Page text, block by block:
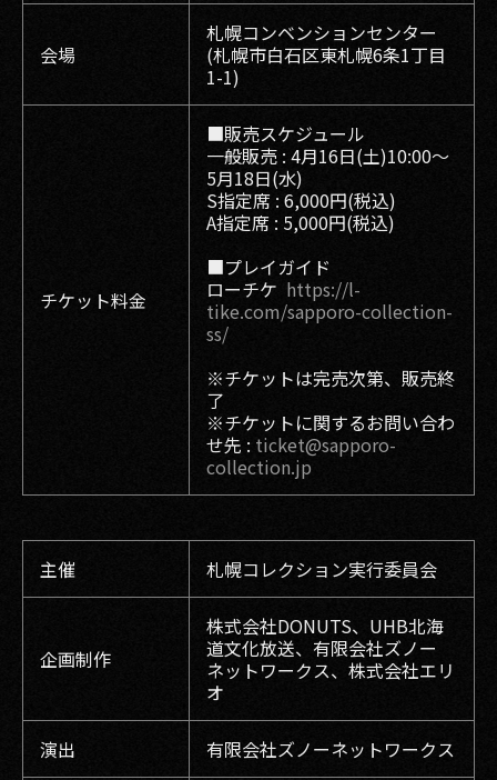
会場
札幌コンベンションセンター
(札幌市⽩⽯区東札幌6条1丁⽬
1-1)
チケット料金
■販売スケジュール
一般販売 : 4月16日(土)10:00〜
5月18日(水)
S指定席 : 6,000円(税込)
A指定席 : 5,000円(税込)
■プレイガイド
ローチケ https://l-
tike.com/sapporo-collection-
ss/
※チケットは完売次第、販売終
了
※チケットに関するお問い合わ
せ先 : ticket@sapporo-
collection.jp
主催 札幌コレクション実行委員会
企画制作
株式会社DONUTS、UHB北海
道文化放送、有限会社ズノー
ネットワークス、株式会社エリ
オ
演出 有限会社ズノーネットワークス